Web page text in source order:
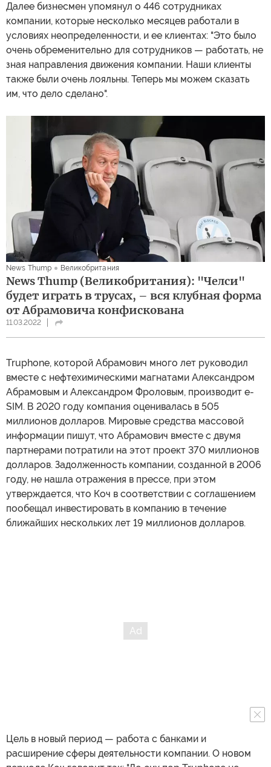
Далее бизнесмен упомянул о 446 сотрудниках
компании, которые несколько месяцев работали в
условиях неопределенности, и ее клиентах: "Это было
очень обременительно для сотрудников — работать, не
зная направления движения компании. Наши клиенты
также были очень лояльны. Теперь мы можем сказать
им, что дело сделано".
News Thump Великобритания
News Thump (Великобритания): "Челси"
будет играть в трусах, – вся клубная форма
от Абрамовича конфискована
11.03.2022
Truphone, которой Абрамович много лет руководил
вместе с нефтехимическими магнатами Александром
Абрамовым и Александром Фроловым, производит e-
SIM. В 2020 году компания оценивалась в 505
миллионов долларов. Мировые средства массовой
информации пишут, что Абрамович вместе с двумя
партнерами потратили на этот проект 370 миллионов
долларов. Задолженность компании, созданной в 2006
году, не нашла отражения в прессе, при этом
утверждается, что Коч в соответствии с соглашением
пообещал инвестировать в компанию в течение
ближайших нескольких лет 19 миллионов долларов.
Цель в новый период — работа с банками и
расширение сферы деятельности компании. О новом